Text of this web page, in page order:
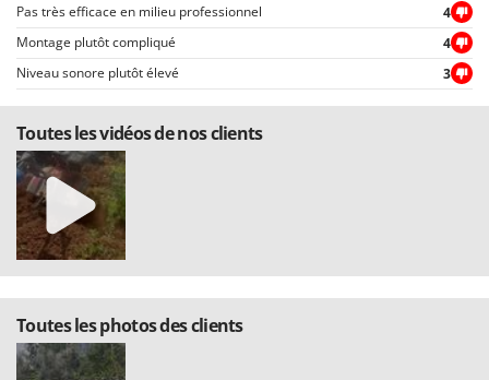
Pas très efficace en milieu professionnel
4
Montage plutôt compliqué
4
Niveau sonore plutôt élevé
3
Toutes les vidéos de nos clients
Toutes les photos des clients